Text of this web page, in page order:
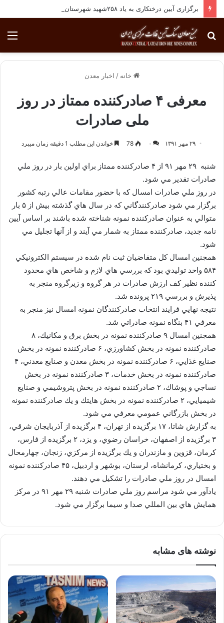
برگزاری آیین درختکاری به یاد ۲۵۸شهید شهرستان بافق
جستجو
برای
خانه / اخبار معدن
معرفی ۴ صادرکننده ممتاز در روز
ملی صادرات
۲۹ مهر ۱۳۹۱ ۰ 78 خواندن این مطلب 1 دقیقه زمان میبرد
شنبه ۲۹ مهر ۹۱ از ۴ صادركننده ممتاز براي اولين بار در روز ملي
صادرات تقدير مي شود.
در روز ملي صادرات امسال كه با حضور مقامات عالي رتبه كشور
برگزار مي شود صادركنندگاني كه در سال هاي گذشته بيش از ۵ بار
متوالي به عنوان صادركننده نمونه شناخته شده باشند بر اساس آيين
نامه جديد، صادركننده ممتاز به شمار مي آيند و از آنها تجليل مي
شود.
همچنين امسال كل متقاضيان ثبت نام شده در سيستم الكترونيكي
۵۸۴ واحد توليدي بود كه بررسي هاي لازم و شاخص هاي محدود
كننده نظير كف ارزش صادرات در هر گروه و زيرگروه منجر به
پذيرش و بررسي ۲۱۹ پرونده شد.
نتيجه نهايي فرايند انتخاب صادركنندگان نمونه امسال نيز منجر به
معرفي ۴۱ بنگاه نمونه صادراتي شد.
همچنين امسال ۹ صادركننده نمونه در بخش برق و مكانيك، ۸
صادركننده نمونه در بخش كشاورزي، ۶ صادركننده نمونه در بخش
صنايع غذايي، ۶ صادركننده نمونه در بخش معدن و صنايع معدني، ۴
صادركننده نمونه در بخش خدمات، ۳ صادركننده نمونه در بخش
نساجي و پوشاك، ۲ صادركننده نمونه در بخش پتروشيمي و صنايع
شيميايي، ۲ صادركننده نمونه در بخش هايتك و يك صادركننده نمونه
در بخش بازرگاني عمومي معرفي مي شود.
به گزارش شاتا، ۱۷ برگزيده از تهران، ۴ برگزيده از آذربايجان شرقي،
۳ برگزيده از اصفهان، خراسان رضوي، و يزد، ۲ برگزيده از فارس،
كرمان، قزوين و مازندران و يك برگزيده از مركزي، زنجان، چهارمحال
و بختياري، كرمانشاه، لرستان، بوشهر و اردبيل، ۴۵ صادركننده نمونه
امسال در روز ملي صادرات را تشكيل مي دهند.
يادآور مي شود مراسم روز ملي صادرات شنبه ۲۹ مهر ۹۱ در مركز
همايش هاي بين المللي صدا و سيما برگزار مي شود.
نوشته های مشابه